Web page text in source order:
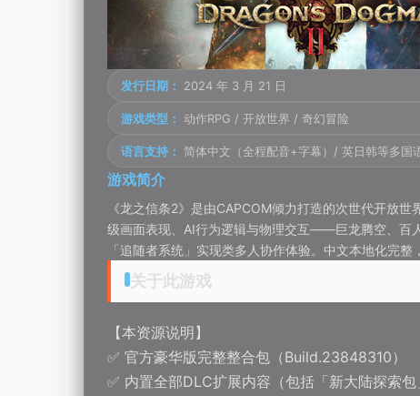
发行日期： 2024 年 3 月 21 日
游戏类型： 动作RPG / 开放世界 / 奇幻冒险
语言支持： 简体中文（全程配音+字幕）/ 英日韩等多国
游戏简介
《龙之信条2》是由CAPCOM倾力打造的次世代开放
级画面表现、AI行为逻辑与物理交互——巨龙腾空、百
「追随者系统」实现类多人协作体验。中文本地化完整
关于此游戏
【本资源说明】
✅ 官方豪华版完整整合包（Build.23848310）
✅ 内置全部DLC扩展内容（包括「新大陆探索包